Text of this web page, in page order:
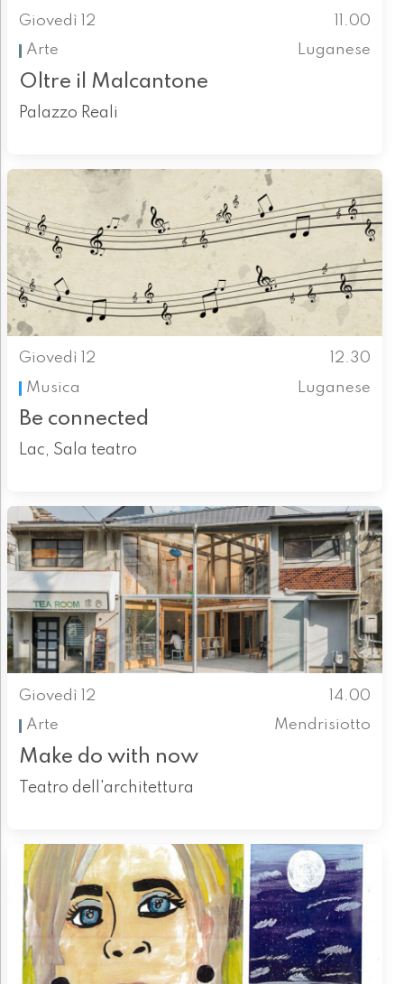
Giovedì 12
11.00
Arte
Luganese
Oltre il Malcantone
Palazzo Reali
Giovedì 12
12.30
Musica
Luganese
Be connected
Lac, Sala teatro
Giovedì 12
14.00
Arte
Mendrisiotto
Make do with now
Teatro dell'architettura